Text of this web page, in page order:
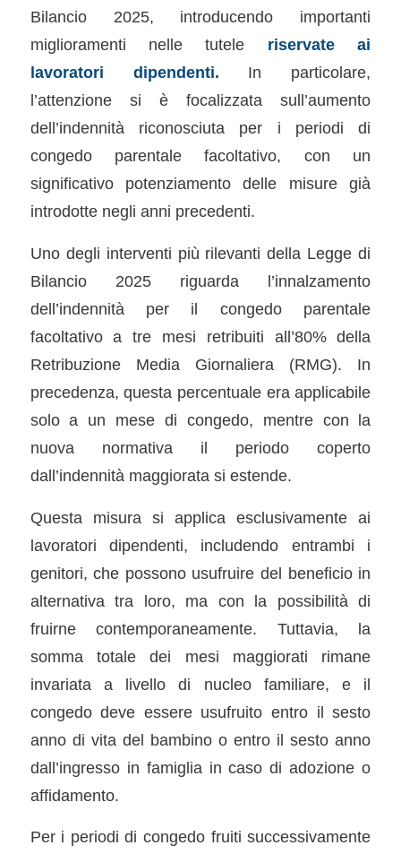
Bilancio 2025, introducendo importanti
miglioramenti nelle tutele riservate ai
lavoratori dipendenti. In particolare,
l’attenzione si è focalizzata sull’aumento
dell’indennità riconosciuta per i periodi di
congedo parentale facoltativo, con un
significativo potenziamento delle misure già
introdotte negli anni precedenti.
Uno degli interventi più rilevanti della Legge di
Bilancio 2025 riguarda l’innalzamento
dell’indennità per il congedo parentale
facoltativo a tre mesi retribuiti all’80% della
Retribuzione Media Giornaliera (RMG). In
precedenza, questa percentuale era applicabile
solo a un mese di congedo, mentre con la
nuova normativa il periodo coperto
dall’indennità maggiorata si estende.
Questa misura si applica esclusivamente ai
lavoratori dipendenti, includendo entrambi i
genitori, che possono usufruire del beneficio in
alternativa tra loro, ma con la possibilità di
fruirne contemporaneamente. Tuttavia, la
somma totale dei mesi maggiorati rimane
invariata a livello di nucleo familiare, e il
congedo deve essere usufruito entro il sesto
anno di vita del bambino o entro il sesto anno
dall’ingresso in famiglia in caso di adozione o
affidamento.
Per i periodi di congedo fruiti successivamente